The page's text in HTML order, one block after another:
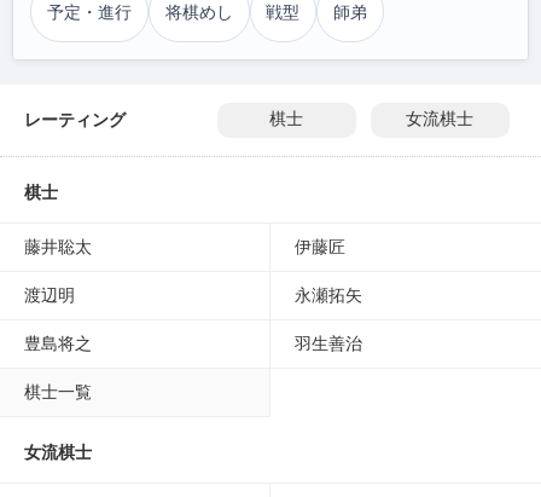
予定・進行 将棋めし 戦型 師弟
レーティング 棋士 女流棋士
棋士
藤井聡太 伊藤匠
渡辺明 永瀬拓矢
豊島将之 羽生善治
棋士一覧
女流棋士